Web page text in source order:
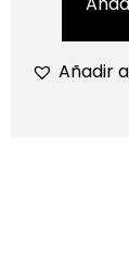
Añadir